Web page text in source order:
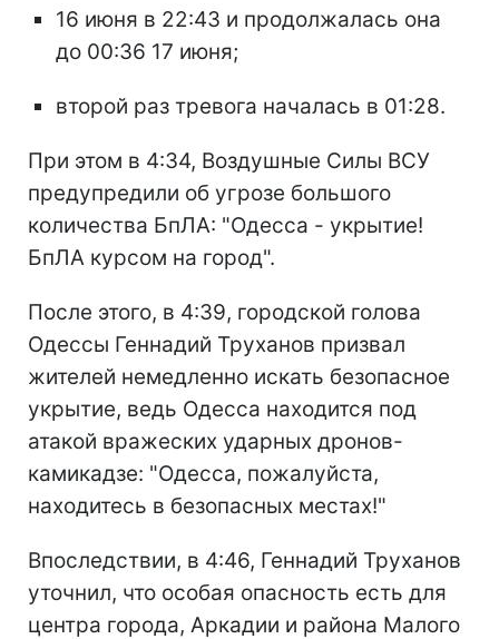
16 июня в 22:43 и продолжалась она
до 00:36 17 июня;
второй раз тревога началась в 01:28.
При этом в 4:34, Воздушные Силы ВСУ
предупредили об угрозе большого
количества БпЛА: "Одесса - укрытие!
БпЛА курсом на город".
После этого, в 4:39, городской голова
Одессы Геннадий Труханов призвал
жителей немедленно искать безопасное
укрытие, ведь Одесса находится под
атакой вражеских ударных дронов-
камикадзе: "Одесса, пожалуйста,
находитесь в безопасных местах!"
Впоследствии, в 4:46, Геннадий Труханов
уточнил, что особая опасность есть для
центра города, Аркадии и района Малого